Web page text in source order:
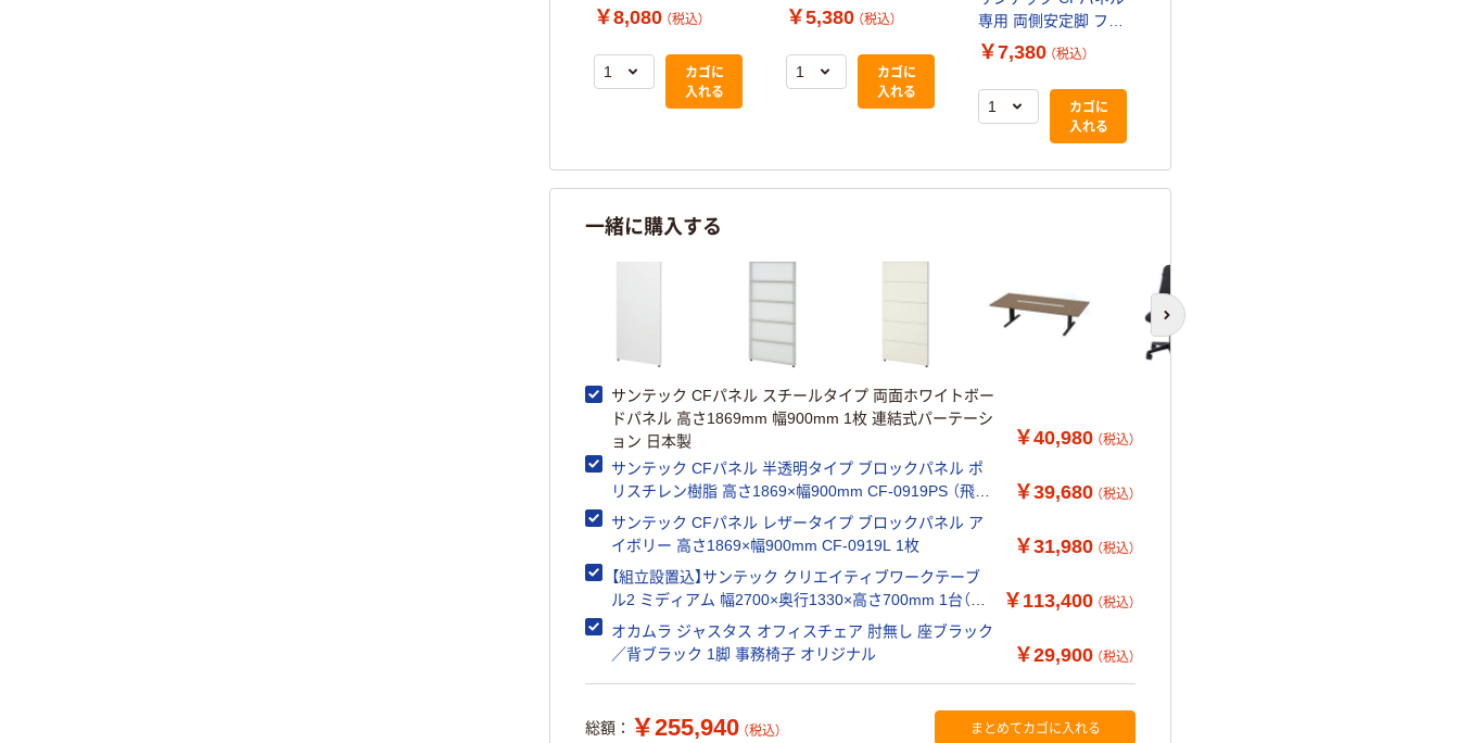
1869mm用 1本
￥8,080 （税込）
カゴに
入れる
ットスチールタイプ
CF-FLS 1個
￥5,380 （税込）
カゴに
入れる
専用 両側安定脚 フラ
ットスチールタイプ
CF-FLW 1個
￥7,380 （税込）
カゴに
入れる
一緒に購入する
次のスライドへ
サンテック CFパネル スチールタイプ 両面ホワイトボー
ドパネル 高さ1869mm 幅900mm 1枚 連結式パーテーシ
ョン 日本製
￥40,980 （税込）
サンテック CFパネル 半透明タイプ ブロックパネル ポ
リスチレン樹脂 高さ1869×幅900mm CF-0919PS （飛沫
防止・飛沫対策）1枚
￥39,680 （税込）
サンテック CFパネル レザータイプ ブロックパネル ア
イボリー 高さ1869×幅900mm CF-0919L 1枚
￥31,980 （税込）
【組立設置込】サンテック クリエイティブワークテーブ
ル2 ミディアム 幅2700×奥行1330×高さ700mm 1台（4
梱包）
￥113,400 （税込）
オカムラ ジャスタス オフィスチェア 肘無し 座ブラック
／背ブラック 1脚 事務椅子 オリジナル
￥29,900 （税込）
総額： ￥255,940 （税込） まとめてカゴに入れる